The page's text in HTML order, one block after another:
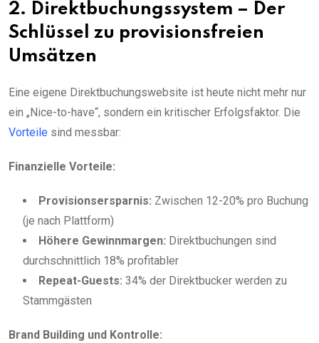
2. Direktbuchungssystem – Der
Schlüssel zu provisionsfreien
Umsätzen
Eine eigene Direktbuchungswebsite ist heute nicht mehr nur
ein „Nice-to-have“, sondern ein kritischer Erfolgsfaktor. Die
Vorteile sind messbar:
Finanzielle Vorteile:
Provisionsersparnis: Zwischen 12-20% pro Buchung
(je nach Plattform)
Höhere Gewinnmargen: Direktbuchungen sind
durchschnittlich 18% profitabler
Repeat-Guests: 34% der Direktbucker werden zu
Stammgästen
Brand Building und Kontrolle: